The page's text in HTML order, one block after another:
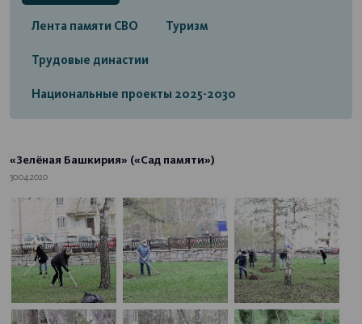
Лента памяти СВО Туризм
Трудовые династии
Национальные проекты 2025-2030
«Зелёная Башкирия» («Сад памяти»)
30.04.2020